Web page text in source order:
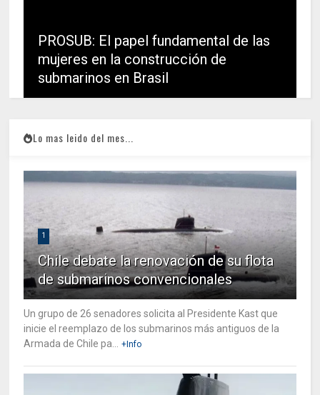
PROSUB: El papel fundamental de las
mujeres en la construcción de
submarinos en Brasil
Lo mas leido del mes...
1
Chile debate la renovación de su flota
de submarinos convencionales
Un grupo de 26 senadores solicita al Presidente Kast que
inicie el reemplazo de los submarinos más antiguos de la
Armada de Chile pa...
+Info